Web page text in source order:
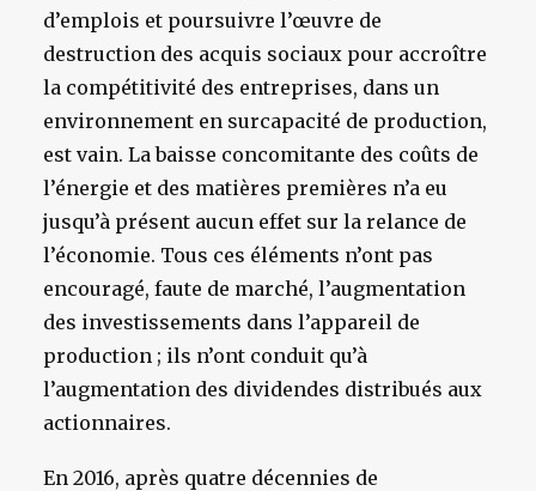
d’emplois et poursuivre l’œuvre de
destruction des acquis sociaux pour accroître
la compétitivité des entreprises, dans un
environnement en surcapacité de production,
est vain. La baisse concomitante des coûts de
l’énergie et des matières premières n’a eu
jusqu’à présent aucun effet sur la relance de
l’économie. Tous ces éléments n’ont pas
encouragé, faute de marché, l’augmentation
des investissements dans l’appareil de
production ; ils n’ont conduit qu’à
l’augmentation des dividendes distribués aux
actionnaires.
En 2016, après quatre décennies de